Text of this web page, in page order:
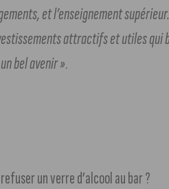
et l’enseignement
attractifs et utiles
bel avenir ».
un verre d’alcool au bar ?